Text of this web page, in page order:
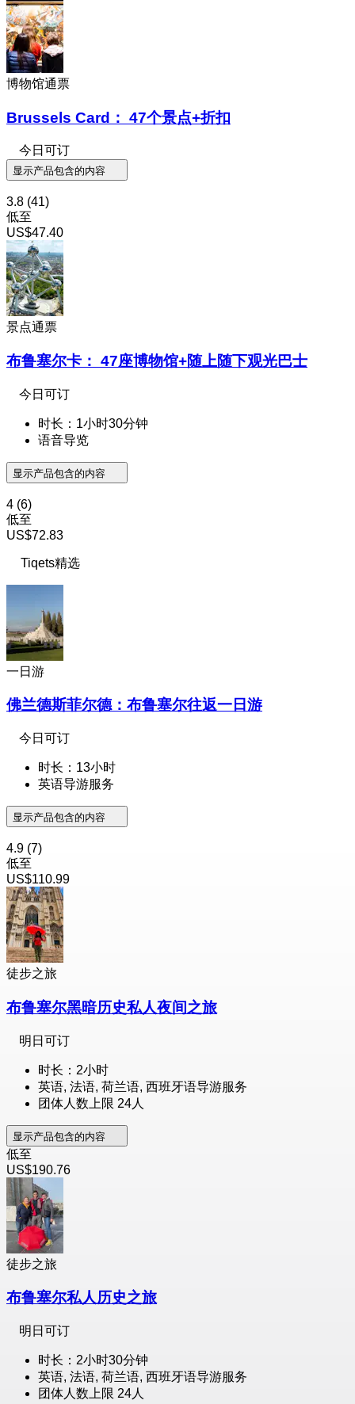
博物馆通票
Brussels Card： 47个景点+折扣
今日可订
显示产品包含的内容
3.8 (41)
低至
US$47.40
景点通票
布鲁塞尔卡： 47座博物馆+随上随下观光巴士
今日可订
时长：1小时30分钟
语音导览
显示产品包含的内容
4 (6)
低至
US$72.83
Tiqets精选
一日游
佛兰德斯菲尔德：布鲁塞尔往返一日游
今日可订
时长：13小时
英语导游服务
显示产品包含的内容
4.9 (7)
低至
US$110.99
徒步之旅
布鲁塞尔黑暗历史私人夜间之旅
明日可订
时长：2小时
英语, 法语, 荷兰语, 西班牙语导游服务
团体人数上限 24人
显示产品包含的内容
低至
US$190.76
徒步之旅
布鲁塞尔私人历史之旅
明日可订
时长：2小时30分钟
英语, 法语, 荷兰语, 西班牙语导游服务
团体人数上限 24人